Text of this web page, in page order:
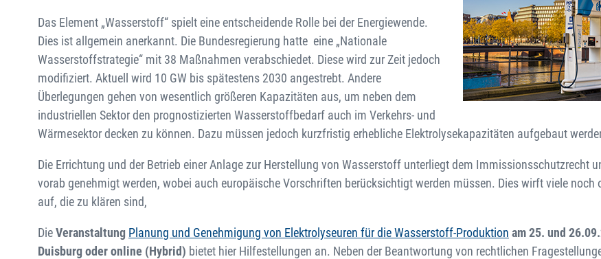
Das Element „Wasserstoff“ spielt eine entscheidende Rolle bei der Energiewende.
Dies ist allgemein anerkannt. Die Bundesregierung hatte eine „Nationale
Wasserstoffstrategie“ mit 38 Maßnahmen verabschiedet. Diese wird zur Zeit jedoch
modifiziert. Aktuell wird 10 GW bis spätestens 2030 angestrebt. Andere
Überlegungen gehen von wesentlich größeren Kapazitäten aus, um neben dem
industriellen Sektor den prognostizierten Wasserstoffbedarf auch im Verkehrs- und
Wärmesektor decken zu können. Dazu müssen jedoch kurzfristig erhebliche Elektrolysekapazitäten aufgebaut
Die Errichtung und der Betrieb einer Anlage zur Herstellung von Wasserstoff unterliegt dem Immissionsschutzrecht
vorab genehmigt werden, wobei auch europäische Vorschriften berücksichtigt werden müssen. Dies wirft viele noch
auf, die zu klären sind,
DieVeranstaltung Planung und Genehmigung von Elektrolyseuren für die Wasserstoff-Produktion am 25. und
Duisburg oder online (Hybrid) bietet hier Hilfestellungen an. Neben der Beantwortung von rechtlichen